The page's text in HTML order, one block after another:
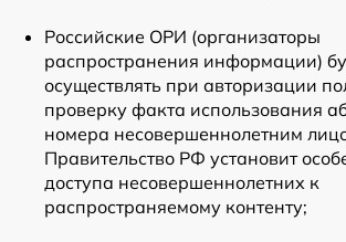
Российские ОРИ (организаторы
распространения информации)
осуществлять при авторизации
проверку факта использования
номера несовершеннолетним
Правительство РФ установит
доступа несовершеннолетних к
распространяемому контенту;